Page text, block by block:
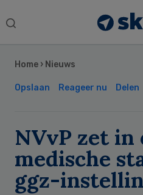
Search
Home › Nieuws
Opslaan Reageer nu Delen
NVvP zet in
medische
ggz-
Sidebar